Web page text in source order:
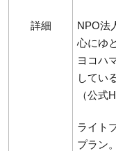
詳細
NPO法
心にゆ
ヨコハ
してい
（公式
ライト
プラン